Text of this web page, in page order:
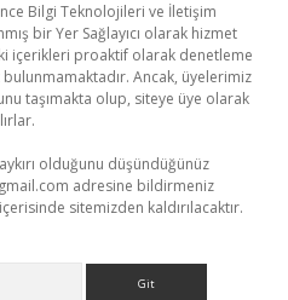
Bilgi Teknolojileri ve İletişim
bir Yer Sağlayıcı olarak hizmet
içerikleri proaktif olarak denetleme
Ancak, üyelerimiz
taşımakta olup, siteye üye olarak
olduğunu düşündüğünüz
adresine bildirmeniz
sitemizden kaldırılacaktır.